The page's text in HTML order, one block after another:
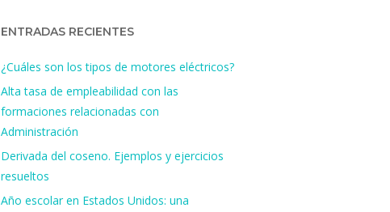
ENTRADAS RECIENTES
¿Cuáles son los tipos de motores eléctricos?
Alta tasa de empleabilidad con las
formaciones relacionadas con
Administración
Derivada del coseno. Ejemplos y ejercicios
resueltos
Año escolar en Estados Unidos: una